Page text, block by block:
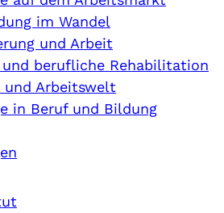
im Wandel
und Arbeit
berufliche Rehabilitation
und Arbeitswelt
in Beruf und Bildung